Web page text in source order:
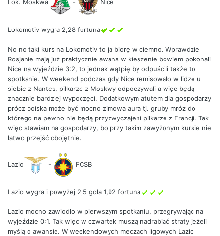
Lok. Moskwa - Nice
Lokomotiv wygra 2,28 fortuna
No no taki kurs na Lokomotiv to ja biorę w ciemno. Wprawdzie
Rosjanie mają już praktycznie awans w kieszenie bowiem pokonali
Nice na wyjeździe 3:2, to jednak wątpię by odpuścili także to
spotkanie. W weekend podczas gdy Nice remisowało w lidze u
siebie z Nantes, piłkarze z Moskwy odpoczywali a więc będą
znacznie bardziej wypoczęci. Dodatkowym atutem dla gospodarzy
prócz boiska może być mocno zimowa aura tj. gruby mróz do
którego na pewno nie będą przyzwyczajeni piłkarze z Francji. Tak
więc stawiam na gospodarzy, bo przy takim zawyżonym kursie nie
łatwo przejść obojętnie.
Lazio - FCSB
Lazio wygra i powyżej 2,5 gola 1,92 fortuna
Lazio mocno zawiodło w pierwszym spotkaniu, przegrywając na
wyjeździe 0:1. Tak więc w czwartek muszą nadrabiać straty jeżeli
myślą o awansie. W weekendowych meczach ligowych Lazio